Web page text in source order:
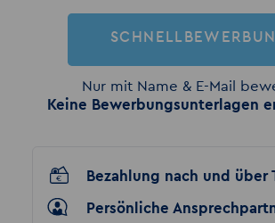
Nur mit Name & E-Mail
Keine Bewerbungsunterlagen
Bezahlung nach und über
Persönliche